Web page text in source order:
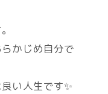
かじめ自分で
い人生です✨